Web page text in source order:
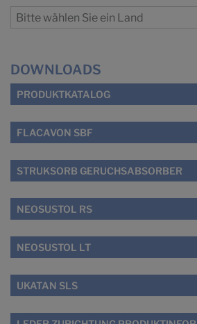
DOWNLOADS
PRODUKTKATALOG
FLACAVON SBF
STRUKSORB GERUCHSABSORBER
NEOSUSTOL RS
NEOSUSTOL LT
UKATAN SLS